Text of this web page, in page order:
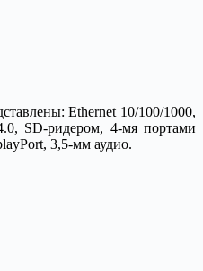
Ethernet 10/100/1000,
SD-ридером, 4-мя портами
3,5-мм аудио.